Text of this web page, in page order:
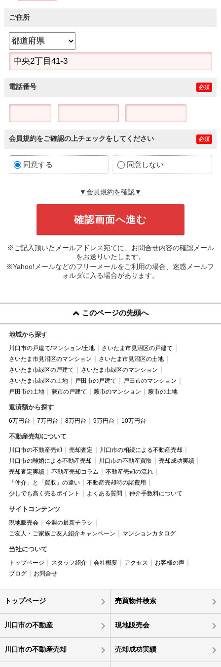
ご住所
電話番号 必須
- -
会員規約をご確認の上チェックをしてください 必須
同意する 同意しない
▼会員規約を確認▼
※ご記入頂いたメールアドレス宛てに、お問合せ内容の確認メール
をお送りいたします。
※Yahoo!メールなどのフリーメールをご利用の場合、迷惑メールフ
ォルダに入る場合があります。
このページの先頭へ
地域から探す
川口市の戸建て/マンション/土地
さいたま市見沼区の戸建て
さいたま市見沼区のマンション
さいたま市見沼区の土地
さいたま市緑区の戸建て
さいたま市緑区のマンション
さいたま市緑区の土地
戸田市の戸建て
戸田市のマンション
戸田市の土地
蕨市の戸建て 蕨市のマンション 蕨市の土地
返済額から探す
6万円台 7万円台 8万円台 9万円台 10万円台
不動産売却について
川口市の不動産売却 売却査定
川口市の相続による不動産売却
川口市の離婚による不動産売却
川口市の不動産買取
売却成功実績
売却査定実績
不動産売却コラム
不動産売却の流れ
「仲介」と「買取」の違い
不動産売却時の諸費用
少しでも高く売るポイント
よくある質問 仲介手数料について
サイトコンテンツ
現地販売会
今週の最新チラシ
ご友人・ご家族ご友人紹介キャンペーン
マンションカタログ
当社について
トップページ スタッフ紹介 会社概要 アクセス
お客様の声
ブログ
お問合せ
トップページ 売買物件検索
川口市の不動産 現地販売会
川口市の不動産売却 売却成功実績